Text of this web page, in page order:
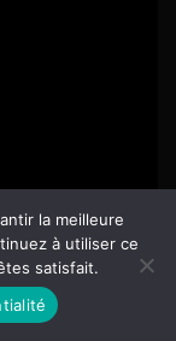
la meilleure
à utiliser ce
satisfait.